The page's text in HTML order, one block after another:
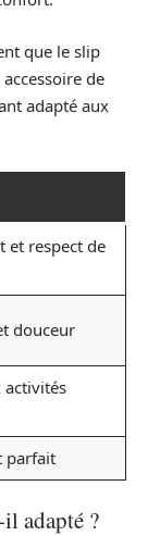
que le slip
de
adapté aux
et respect de
douceur
activités
parfait
adapté ?